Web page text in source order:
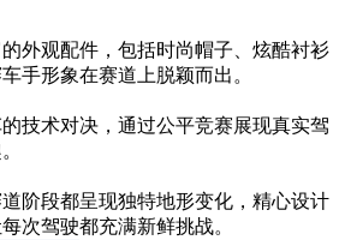
外观配件，包括时尚帽子、炫酷衬衫
手形象在赛道上脱颖而出。
技术对决，通过公平竞赛展现真实驾
阶段都呈现独特地形变化，精心设计
次驾驶都充满新鲜挑战。